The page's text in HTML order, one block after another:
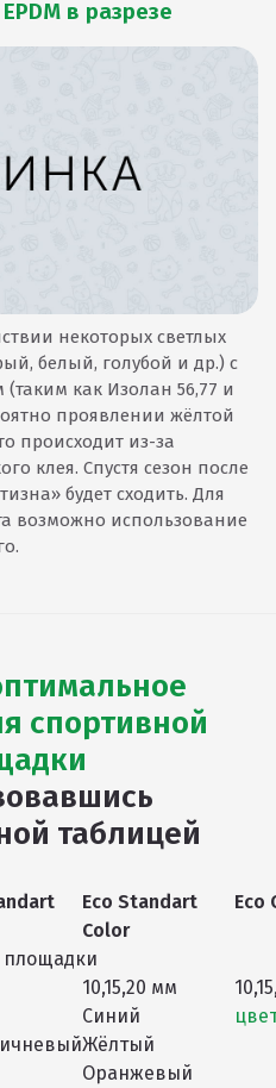
в разрезе
некоторых светлых
белый, голубой и др.) с
как Изолан 56,77 и
проявлении жёлтой
происходит из-за
клея. Спустя сезон после
будет сходить. Для
возможно использование
спортивной
таблицей
Eco Standart
Color
Eco
10,15,20 мм
Синий
Жёлтый
Оранжевый